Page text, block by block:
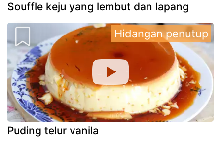
Souffle keju yang lembut dan lapang
Puding telur vanila
Hidangan penutup